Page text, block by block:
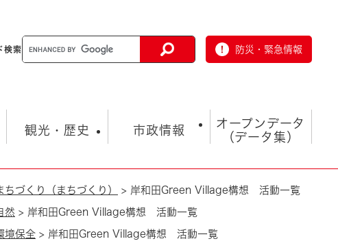
検索 防災・緊急情報
学習・スポーツ
報 まちづくり・協働
観光・歴史
ト
市政情報
総合計画
オープンデータ
（データ集）
オープンデータ
ちづくり（まちづくり） > 岸和田Green Village構想 活動一覧
然 > 岸和田Green Village構想 活動一覧
境保全 > 岸和田Green Village構想 活動一覧